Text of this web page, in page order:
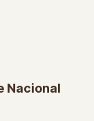
Nacional